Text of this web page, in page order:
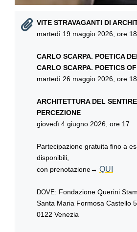
VITE STRAVAGANTI DI
martedì 19 maggio 2026, ore 18
CARLO SCARPA. POETICA
CARLO SCARPA. POETICS
martedì 26 maggio 2026, ore 18
ARCHITETTURA DEL
PERCEZIONE
giovedì 4 giugno 2026, ore 17
Partecipazione gratuita fino a
disponibili,
con prenotazione→ QUI
DOVE: Fondazione Querini
Santa Maria Formosa Castello
0122 Venezia